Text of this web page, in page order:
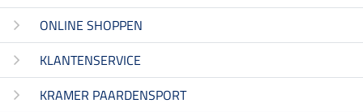
ONLINE SHOPPEN
KLANTENSERVICE
KRAMER PAARDENSPORT